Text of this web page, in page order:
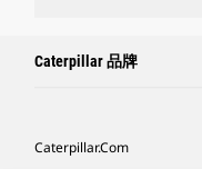
Caterpillar 品牌
Caterpillar.com